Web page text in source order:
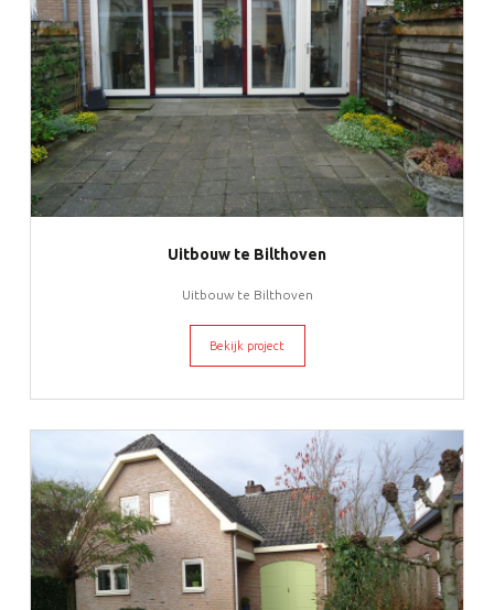
Uitbouw te Bilthoven
Uitbouw te Bilthoven
Bekijk project